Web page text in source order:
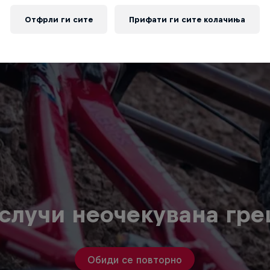
неочекувана
Обиди се повторно
Отфрли ги сите Прифати ги сите колачиња